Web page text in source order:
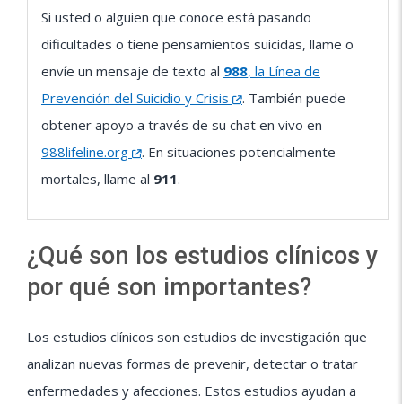
Si usted o alguien que conoce está pasando
dificultades o tiene pensamientos suicidas, llame o
envíe un mensaje de texto al 988, la Línea de
Prevención del Suicidio y Crisis
. También puede
obtener apoyo a través de su chat en vivo en
988lifeline.org
. En situaciones potencialmente
mortales, llame al 911.
¿Qué son los estudios clínicos y
por qué son importantes?
Los estudios clínicos son estudios de investigación que
analizan nuevas formas de prevenir, detectar o tratar
enfermedades y afecciones. Estos estudios ayudan a